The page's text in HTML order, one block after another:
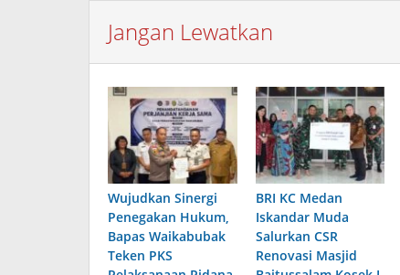
Jangan Lewatkan
Wujudkan Sinergi
Penegakan Hukum,
Bapas Waikabubak
Teken PKS
BRI KC Medan
Iskandar Muda
Salurkan CSR
Renovasi Masjid